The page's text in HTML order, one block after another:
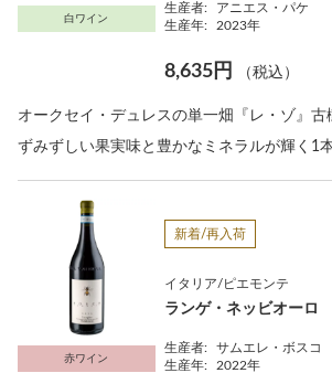
白ワイン
生産者:
アニエス・パケ
生産年:
2023年
8,635円 （税込）
オークセイ・デュレスの単一畑『レ・ゾ』古
ずみずしい果実味と豊かなミネラルが輝く1
赤ワイン
新着/再入荷
イタリア/ピエモンテ
ランゲ・ネッビオーロ
生産者:
サムエレ・ボスコ
生産年:
2022年